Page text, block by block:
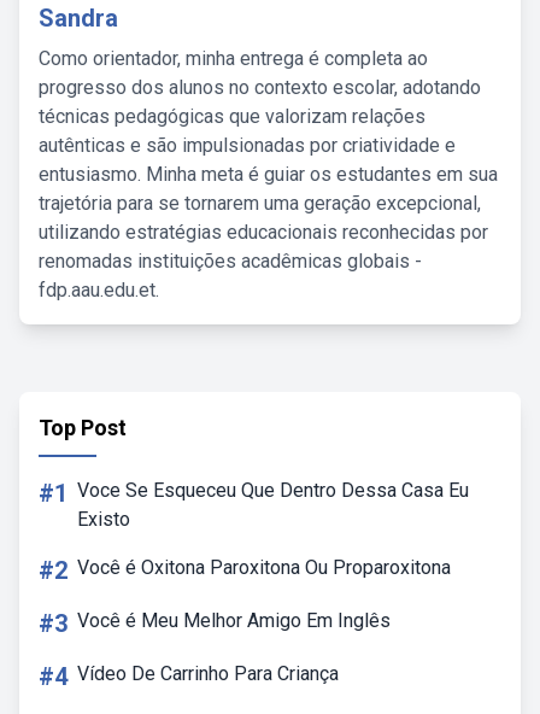
Sandra
Como orientador, minha entrega é completa ao
progresso dos alunos no contexto escolar, adotando
técnicas pedagógicas que valorizam relações
autênticas e são impulsionadas por criatividade e
entusiasmo. Minha meta é guiar os estudantes em sua
trajetória para se tornarem uma geração excepcional,
utilizando estratégias educacionais reconhecidas por
renomadas instituições acadêmicas globais -
fdp.aau.edu.et.
Top Post
#1 Voce Se Esqueceu Que Dentro Dessa Casa Eu
Existo
#2 Você é Oxitona Paroxitona Ou Proparoxitona
#3 Você é Meu Melhor Amigo Em Inglês
#4 Vídeo De Carrinho Para Criança